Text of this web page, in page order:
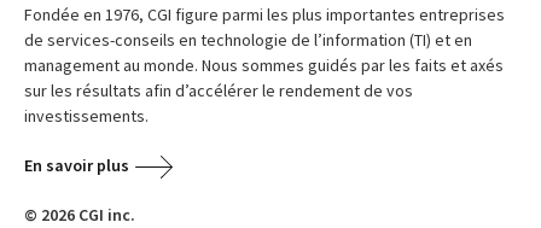
Fondée en 1976, CGI figure parmi les plus importantes entreprises
de services-conseils en technologie de l’information (TI) et en
management au monde. Nous sommes guidés par les faits et axés
sur les résultats afin d’accélérer le rendement de vos
investissements.
En savoir plus
© 2026 CGI inc.